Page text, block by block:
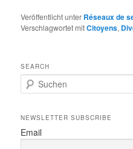
Veröffentlicht unter Réseaux de
Verschlagwortet mitCitoyens,
SEARCH
u
h
n
NEWSLETTER SUBSCRIBE
Email